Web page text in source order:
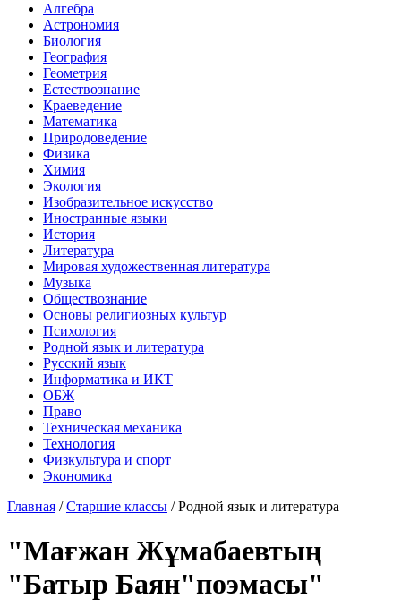
Алгебра
Астрономия
Биология
География
Геометрия
Естествознание
Краеведение
Математика
Природоведение
Физика
Химия
Экология
Изобразительное искусство
Иностранные языки
История
Литература
Мировая художественная литература
Музыка
Обществознание
Основы религиозных культур
Психология
Родной язык и литература
Русский язык
Информатика и ИКТ
ОБЖ
Право
Техническая механика
Технология
Физкультура и спорт
Экономика
Главная /Старшие классы /Родной язык и литература
"Мағжан Жұмабаевтың
"Батыр Баян"поэмасы"